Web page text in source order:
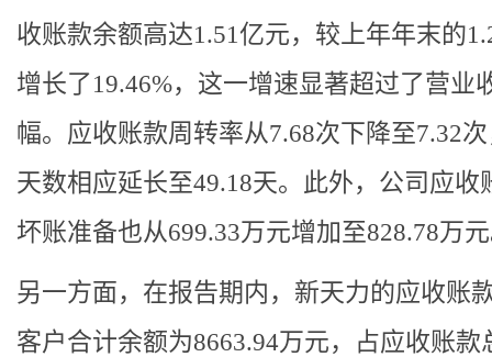
收账款余额高达1.51亿元，较上年年末的
增长了19.46%，这一增速显著超过了营业
幅。应收账款周转率从7.68次下降至7.32
天数相应延长至49.18天。此外，公司应收
坏账准备也从699.33万元增加至828.78万
另一方面，在报告期内，新天力的应收账
客户合计余额为8663.94万元，占应收账款